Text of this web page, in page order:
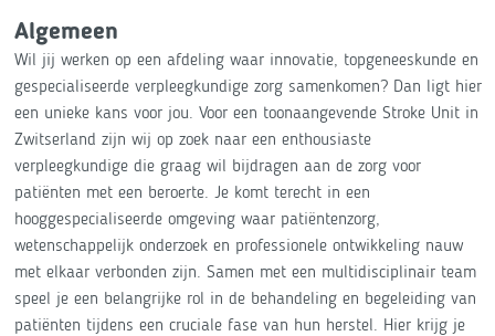
Algemeen
Wil jij werken op een afdeling waar innovatie, topgeneeskunde en
gespecialiseerde verpleegkundige zorg samenkomen? Dan ligt hier
een unieke kans voor jou. Voor een toonaangevende Stroke Unit in
Zwitserland zijn wij op zoek naar een enthousiaste
verpleegkundige die graag wil bijdragen aan de zorg voor
patiënten met een beroerte. Je komt terecht in een
hooggespecialiseerde omgeving waar patiëntenzorg,
wetenschappelijk onderzoek en professionele ontwikkeling nauw
met elkaar verbonden zijn. Samen met een multidisciplinair team
speel je een belangrijke rol in de behandeling en begeleiding van
patiënten tijdens een cruciale fase van hun herstel. Hier krijg je